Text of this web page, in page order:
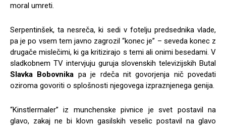
moral umreti.
Serpentinšek, ta nesreča, ki sedi v fotelju predsednika vlade,
pa je po vsem tem javno zagrozil “konec je” – seveda konec z
drugače mislečimi, ki ga kritizirajo s temi ali onimi besedami. V
sladkobnem TV intervjuju guruja slovenskih televizijskih Butal
Slavka Bobovnika pa je rdeča nit govorjenja nič povedati
oziroma govoriti o splošnosti njegovega izpraznjenega genija.
“Kinstlermaler” iz munchenske pivnice je svet postavil na
glavo, zakaj ne bi klovn gasilskih veselic postavil na glavo